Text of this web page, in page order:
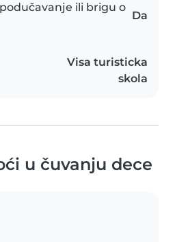
ili brigu o
Da
Visa turisticka
skola
u čuvanju dece